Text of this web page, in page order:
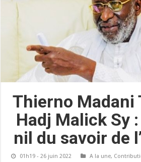
Thierno Madani
Hadj Malick Sy
nil du savoir de
01h19 - 26 juin 2022 A la une,